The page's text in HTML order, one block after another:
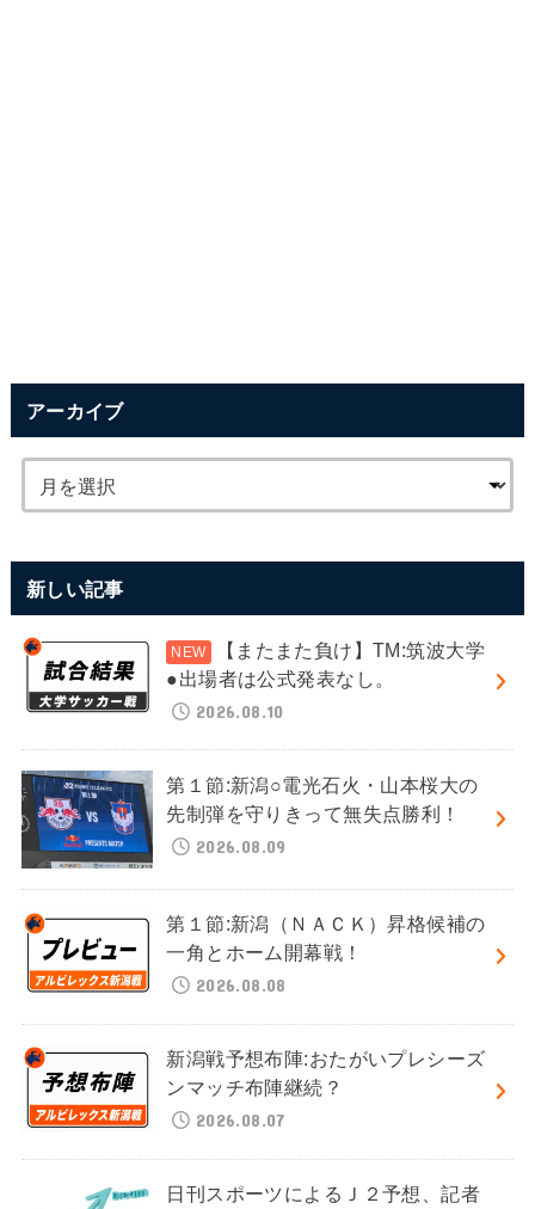
アーカイブ
新しい記事
【またまた負け】TM:筑波大学
●出場者は公式発表なし。
2026.08.10
第１節:新潟○電光石火・山本桜大の
先制弾を守りきって無失点勝利！
2026.08.09
第１節:新潟（ＮＡＣＫ）昇格候補の
一角とホーム開幕戦！
2026.08.08
新潟戦予想布陣:おたがいプレシーズ
ンマッチ布陣継続？
2026.08.07
日刊スポーツによるＪ２予想、記者